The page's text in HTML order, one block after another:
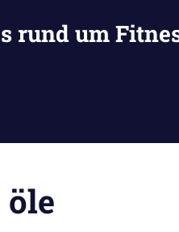
rund um
öle